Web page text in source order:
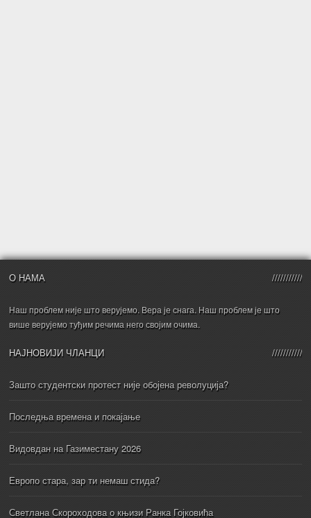
О НАМА
Наш проблем није што верујемо. Вера је снага. Наш проблем је што
више верујемо туђим речима него својим очима.
НАЈНОВИЈИ ЧЛАНЦИ
Зашто студентски протест није обојена револуција?
Последња времена и покајање
Видовдан на Газиместану 2026
Европо стара, зар ти немаш стида?
Светлана Скороходова о књизи Ранка Гојковића